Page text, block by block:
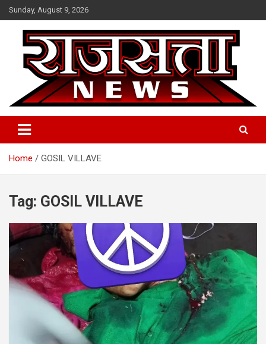
Skip
to
content
Sunday, August 9, 2026
Raj Satta News
Home GOSIL VILLAVE
Tag: GOSIL VILLAVE